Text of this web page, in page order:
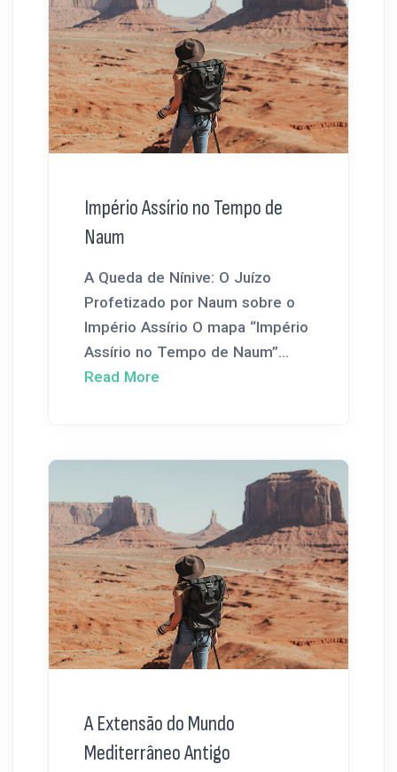
Império Assírio no Tempo de
Naum
A Queda de Nínive: O Juízo
Profetizado por Naum sobre o
Império Assírio O mapa “Império
Assírio no Tempo de Naum”...
Read More
A Extensão do Mundo
Mediterrâneo Antigo